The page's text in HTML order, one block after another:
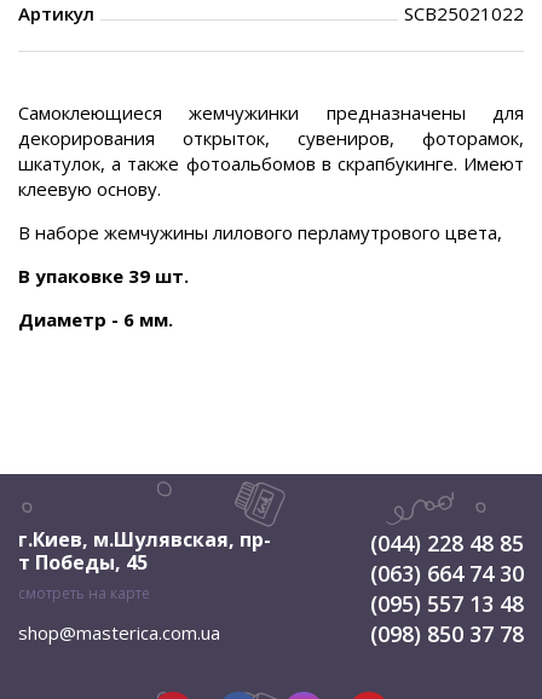
Артикул SCB25021022
Самоклеющиеся жемчужинки предназначены для
декорирования открыток, сувениров, фоторамок,
шкатулок, а также фотоальбомов в скрапбукинге. Имеют
клеевую основу.
В наборе жемчужины лилового перламутрового цвета,
В упаковке 39 шт.
Диаметр - 6 мм.
г.Киев, м.Шулявская, пр-
т Победы, 45
смотреть на карте
shop@masterica.com.ua
(044) 228 48 85
(063) 664 74 30
(095) 557 13 48
(098) 850 37 78